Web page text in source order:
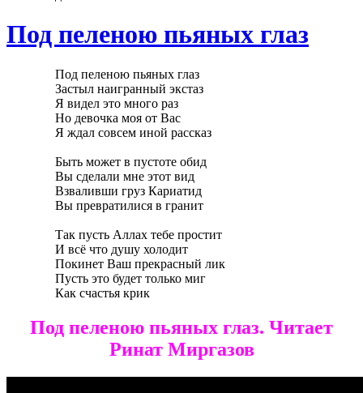
Под пеленою пьяных глаз
Под пеленою пьяных глаз
Застыл наигранный экстаз
Я видел это много раз
Но девочка моя от Вас
Я ждал совсем иной рассказ
Быть может в пустоте обид
Вы сделали мне этот вид
Взваливши груз Кариатид
Вы превратилися в гранит
Так пусть Аллах тебе простит
И всё что душу холодит
Покинет Ваш прекрасный лик
Пусть это будет только миг
Как счастья крик
Под пеленою пьяных глаз. Читает
Ринат Миргазов